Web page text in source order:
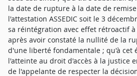
la date de rupture à la date de
l'attestation ASSEDIC soit le 3
sa réintégration avec effet rétroactif
après avoir constaté la nullité de la
d'une liberté fondamentale ; qu'à cet
l'atteinte au droit d'accès à la justice
de l'appelante de respecter la